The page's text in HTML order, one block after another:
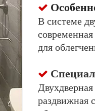

В системе
для

раздвижная